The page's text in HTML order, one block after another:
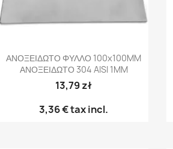
Γρήγορη προβολή
ΑΝΟΞΕΙΔΩΤΟ ΦΥΛΛΟ 100x100MM
ΑΝΟΞΕΙΔΩΤΟ 304 AISI 1MM
13,79 zł
3,36 €tax incl.